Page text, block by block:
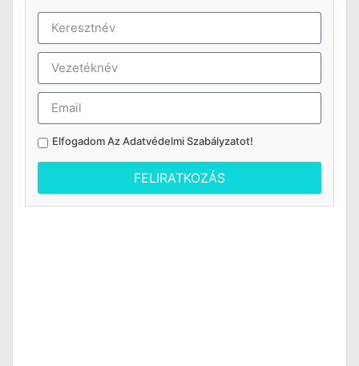
Elfogadom AzAdatvédelmi Szabályzatot!
FELIRATKOZÁS